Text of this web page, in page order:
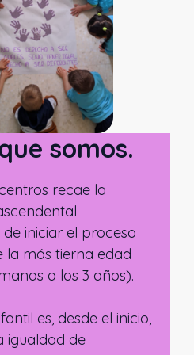
somos.
recae la
iniciar el proceso
la más tierna edad
a los 3 años).
es, desde el inicio,
igualdad de